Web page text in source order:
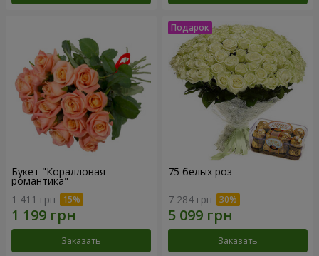
Букет "Коралловая
романтика"
1 411 грн
Заказать
75 белых роз
7 284 грн
Заказать